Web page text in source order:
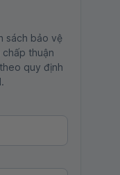
sách bảo vệ
chấp thuận
quy định